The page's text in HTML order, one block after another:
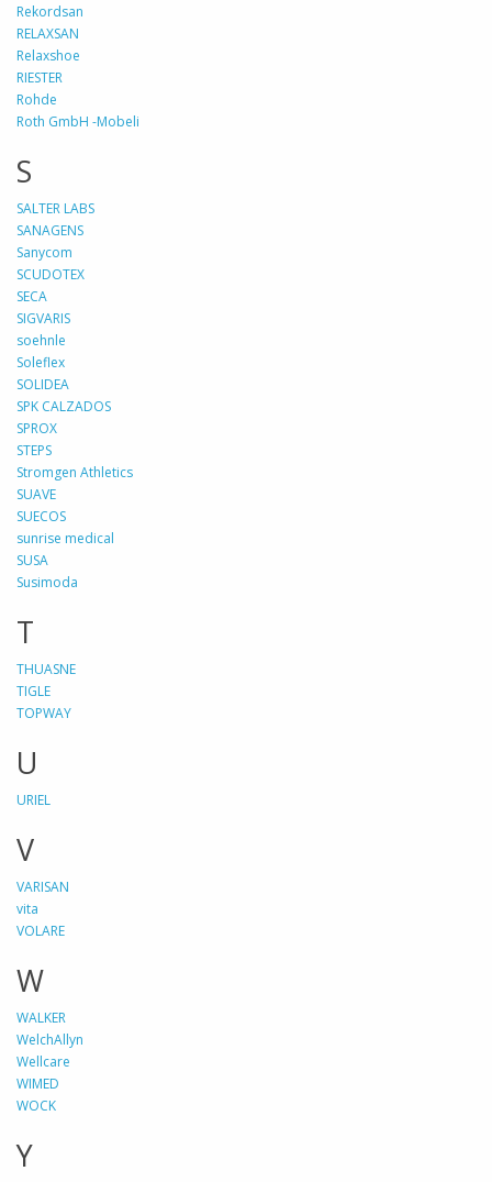
Rekordsan
RELAXSAN
Relaxshoe
RIESTER
Rohde
Roth GmbH -Mobeli
S
SALTER LABS
SANAGENS
Sanycom
SCUDOTEX
SECA
SIGVARIS
soehnle
Soleflex
SOLIDEA
SPK CALZADOS
SPROX
STEPS
Stromgen Athletics
SUAVE
SUECOS
sunrise medical
SUSA
Susimoda
T
THUASNE
TIGLE
TOPWAY
U
URIEL
V
VARISAN
vita
VOLARE
W
WALKER
WelchAllyn
Wellcare
WIMED
WOCK
Y